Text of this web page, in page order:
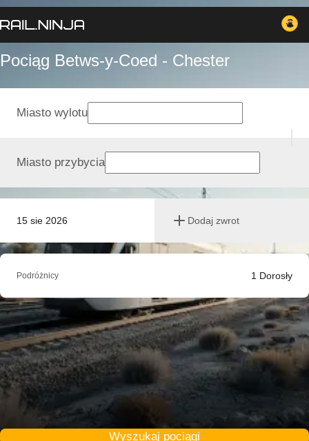
Pociąg Betws-y-Coed - Chester
15 sie 2026 Dodaj zwrot
Miasto wylotu
Miasto przybycia
Podróżnicy 1 Dorosły
Wyszukaj pociągi